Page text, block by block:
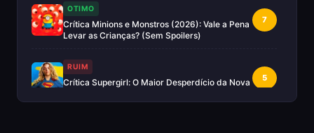
OTIMO
Crítica Minions e Monstros (2026): Vale a Pena
Levar as Crianças? (Sem Spoilers)
7
RUIM
Crítica Supergirl: O Maior Desperdício da Nova
5